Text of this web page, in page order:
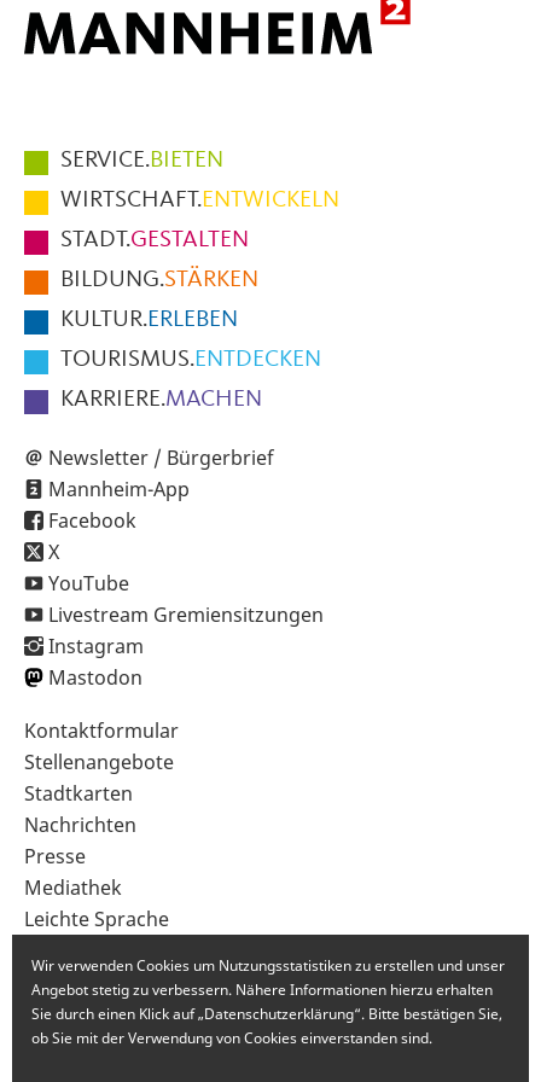
Hauptmenüpunkte
im
Fußbereich
der
Seite
SERVICE.BIETEN
WIRTSCHAFT.ENTWICKELN
STADT.GESTALTEN
BILDUNG.STÄRKEN
KULTUR.ERLEBEN
TOURISMUS.ENTDECKEN
KARRIERE.MACHEN
Newsletter / Bürgerbrief
Mannheim-App
Facebook
X
YouTube
Livestream Gremiensitzungen
Instagram
Mastodon
Sekundärnavigation
im
Fußbereich
Kontaktformular
Stellenangebote
Stadtkarten
Nachrichten
Presse
Mediathek
Leichte Sprache
Wir verwenden Cookies um Nutzungsstatistiken zu erstellen und unser
Angebot stetig zu verbessern. Nähere Informationen hierzu erhalten
Sie durch einen Klick auf „Datenschutzerklärung“. Bitte bestätigen Sie,
ob Sie mit der Verwendung von Cookies einverstanden sind.